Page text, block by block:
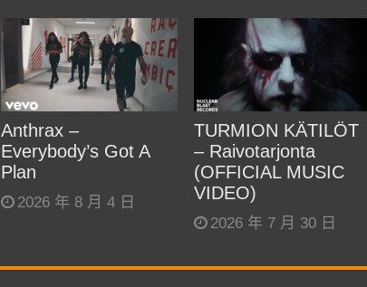
Anthrax –
Everybody’s Got A
Plan
2026 年 8 月 4 日
TURMION KÄTILÖT
– Raivotarjonta
(OFFICIAL MUSIC
VIDEO)
2026 年 7 月 30 日